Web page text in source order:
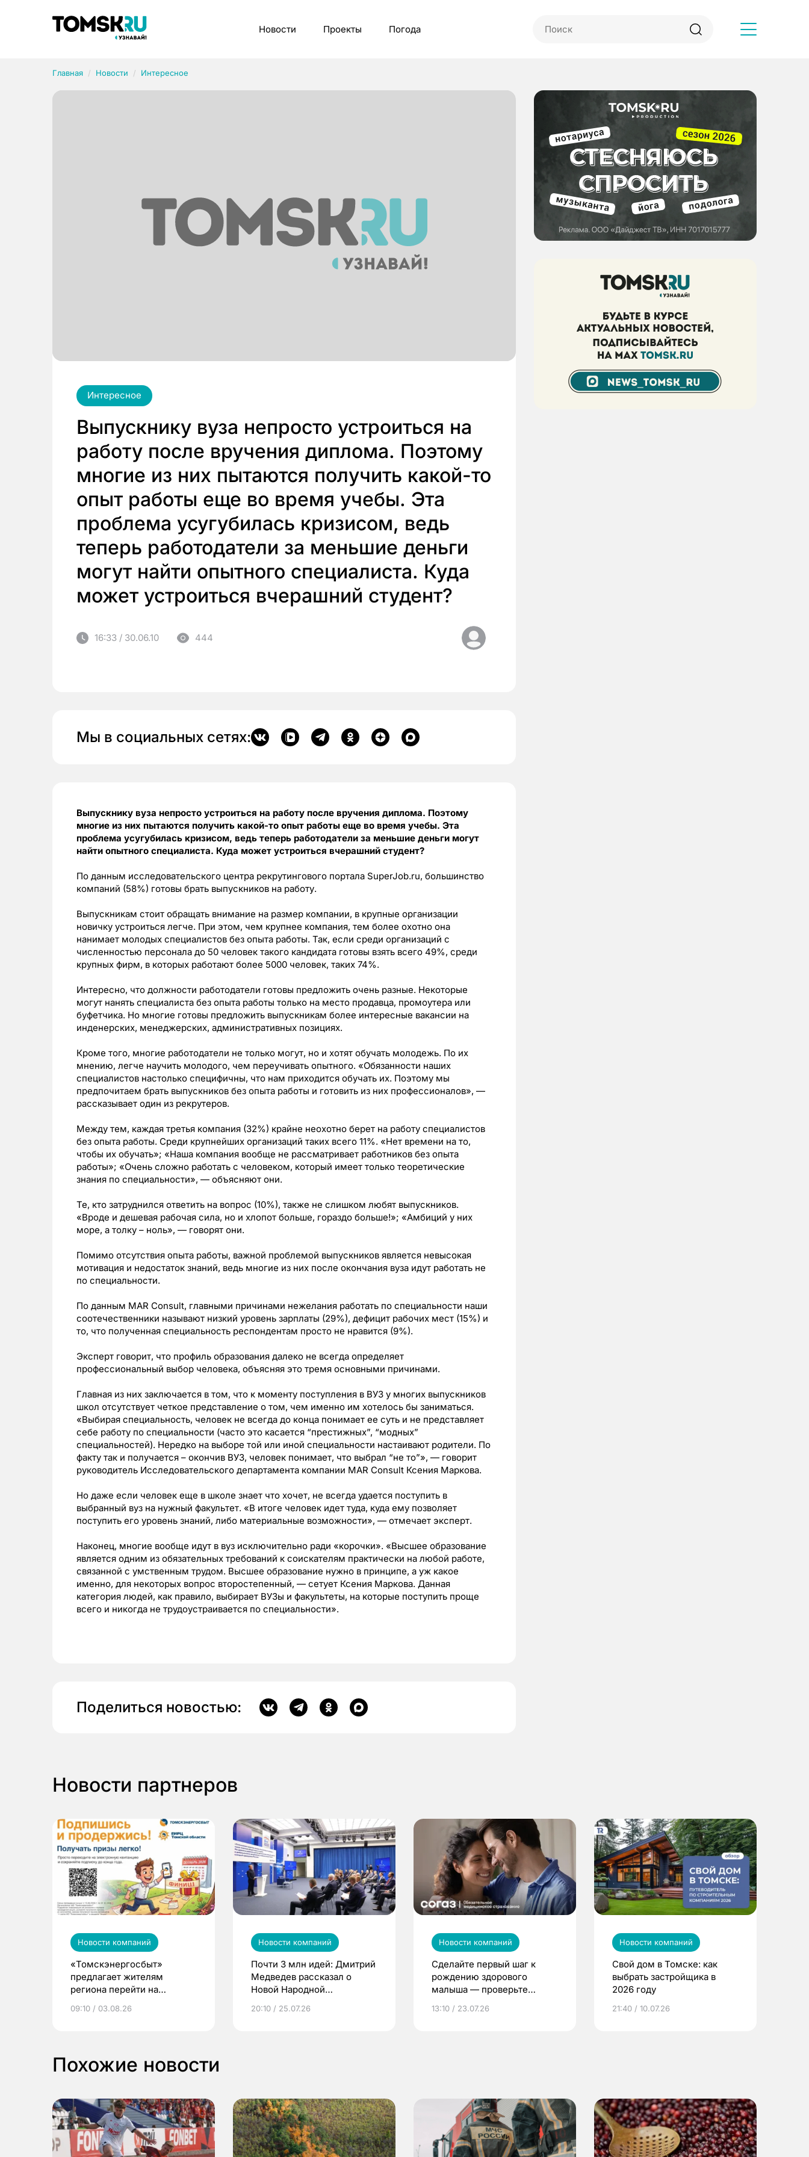
Новости Проекты Погода
Главная Новости Интересное
Интересное
Выпускнику вуза непросто устроиться на
работу после вручения диплома. Поэтому
многие из них пытаются получить какой-то
опыт работы еще во время учебы. Эта
проблема усугубилась кризисом, ведь
теперь работодатели за меньшие деньги
могут найти опытного специалиста. Куда
может устроиться вчерашний студент?
16:33 / 30.06.10 444
Мы в социальных сетях:
Выпускнику вуза непросто устроиться на работу после вручения диплома. Поэтому
многие из них пытаются получить какой-то опыт работы еще во время учебы. Эта
проблема усугубилась кризисом, ведь теперь работодатели за меньшие деньги могут
найти опытного специалиста. Куда может устроиться вчерашний студент?
По данным исследовательского центра рекрутингового портала SuperJob.ru, большинство
компаний (58%) готовы брать выпускников на работу.
Выпускникам стоит обращать внимание на размер компании, в крупные организации
новичку устроиться легче. При этом, чем крупнее компания, тем более охотно она
нанимает молодых специалистов без опыта работы. Так, если среди организаций с
численностью персонала до 50 человек такого кандидата готовы взять всего 49%, среди
крупных фирм, в которых работают более 5000 человек, таких 74%.
Интересно, что должности работодатели готовы предложить очень разные. Некоторые
могут нанять специалиста без опыта работы только на место продавца, промоутера или
буфетчика. Но многие готовы предложить выпускникам более интересные вакансии на
инденерских, менеджерских, административных позициях.
Кроме того, многие работодатели не только могут, но и хотят обучать молодежь. По их
мнению, легче научить молодого, чем переучивать опытного. «Обязанности наших
специалистов настолько специфичны, что нам приходится обучать их. Поэтому мы
предпочитаем брать выпускников без опыта работы и готовить из них профессионалов», —
рассказывает один из рекрутеров.
Между тем, каждая третья компания (32%) крайне неохотно берет на работу специалистов
без опыта работы. Среди крупнейших организаций таких всего 11%. «Нет времени на то,
чтобы их обучать»; «Наша компания вообще не рассматривает работников без опыта
работы»; «Очень сложно работать с человеком, который имеет только теоретические
знания по специальности», — объясняют они.
Те, кто затруднился ответить на вопрос (10%), также не слишком любят выпускников.
«Вроде и дешевая рабочая сила, но и хлопот больше, гораздо больше!»; «Амбиций у них
море, а толку – ноль», — говорят они.
Помимо отсутствия опыта работы, важной проблемой выпускников является невысокая
мотивация и недостаток знаний, ведь многие из них после окончания вуза идут работать не
по специальности.
По данным MAR Consult, главными причинами нежелания работать по специальности наши
соотечественники называют низкий уровень зарплаты (29%), дефицит рабочих мест (15%) и
то, что полученная специальность респондентам просто не нравится (9%).
Эксперт говорит, что профиль образования далеко не всегда определяет
профессиональный выбор человека, объясняя это тремя основными причинами.
Главная из них заключается в том, что к моменту поступления в ВУЗ у многих выпускников
школ отсутствует четкое представление о том, чем именно им хотелось бы заниматься.
«Выбирая специальность, человек не всегда до конца понимает ее суть и не представляет
себе работу по специальности (часто это касается “престижных”, “модных”
специальностей). Нередко на выборе той или иной специальности настаивают родители. По
факту так и получается – окончив ВУЗ, человек понимает, что выбрал “не то”», — говорит
руководитель Исследовательского департамента компании MAR Consult Ксения Маркова.
Но даже если человек еще в школе знает что хочет, не всегда удается поступить в
выбранный вуз на нужный факультет. «В итоге человек идет туда, куда ему позволяет
поступить его уровень знаний, либо материальные возможности», — отмечает эксперт.
Наконец, многие вообще идут в вуз исключительно ради «корочки». «Высшее образование
является одним из обязательных требований к соискателям практически на любой работе,
связанной с умственным трудом. Высшее образование нужно в принципе, а уж какое
именно, для некоторых вопрос второстепенный, — сетует Ксения Маркова. Данная
категория людей, как правило, выбирает ВУЗы и факультеты, на которые поступить проще
всего и никогда не трудоустраивается по специальности».
Поделиться новостью:
Новости партнеров
Новости компаний
«Томскэнергосбыт»
предлагает жителям
региона перейти на
выиграть призы
09:10 / 03.08.26
Новости компаний
Почти 3 млн идей: Дмитрий
Медведев рассказал о
Новой Народной
20:10 / 25.07.26
Новости компаний
Сделайте первый шаг к
рождению здорового
малыша — проверьте
по ОМС!
13:10 / 23.07.26
Новости компаний
Свой дом в Томске: как
выбрать застройщика в
2026 году
21:40 / 10.07.26
Похожие новости
Рубрики